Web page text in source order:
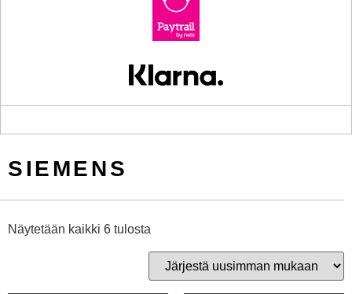
SIEMENS
Näytetään kaikki 6 tulosta